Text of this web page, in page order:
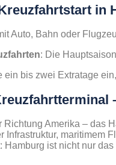
in
Auto, Bahn oder
: Die
ein bis zwei Extratage
Richtung Amerika – das
Infrastruktur, maritimem
Hamburg ist nicht nur